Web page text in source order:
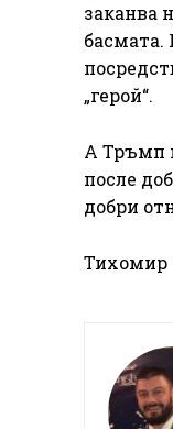
заканва
басмата.
„герой“.
А Тръмп
после
добри
Тихомир